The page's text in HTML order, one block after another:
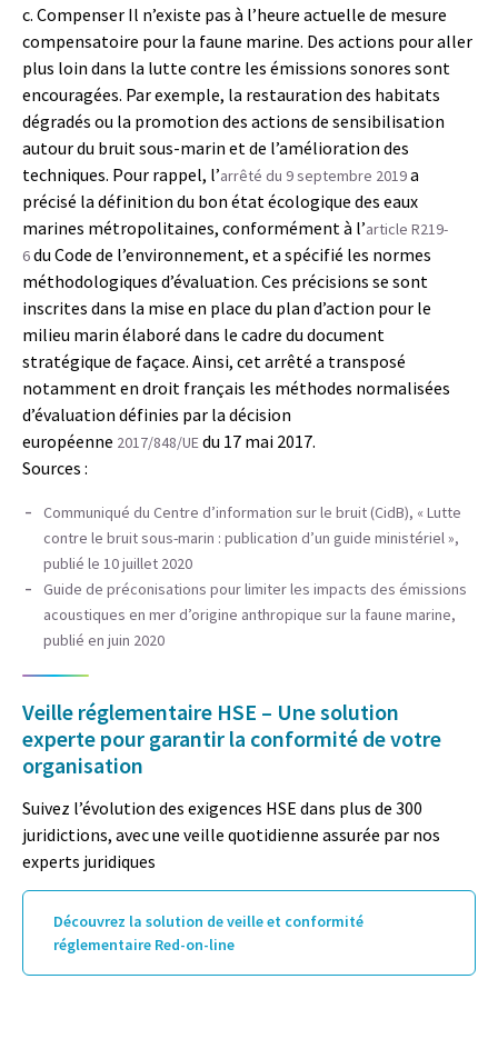
c. Compenser Il n’existe pas à l’heure actuelle de mesure
compensatoire pour la faune marine. Des actions pour aller
plus loin dans la lutte contre les émissions sonores sont
encouragées. Par exemple, la restauration des habitats
dégradés ou la promotion des actions de sensibilisation
autour du bruit sous-marin et de l’amélioration des
techniques. Pour rappel, l’arrêté du 9 septembre 2019a
précisé la définition du bon état écologique des eaux
marines métropolitaines, conformément à l’article R219-
6du Code de l’environnement, et a spécifié les normes
méthodologiques d’évaluation. Ces précisions se sont
inscrites dans la mise en place du plan d’action pour le
milieu marin élaboré dans le cadre du document
stratégique de façace. Ainsi, cet arrêté a transposé
notamment en droit français les méthodes normalisées
d’évaluation définies par la décision
européenne 2017/848/UEdu 17 mai 2017.
Sources :
Communiqué du Centre d’information sur le bruit (CidB), « Lutte
contre le bruit sous-marin : publication d’un guide ministériel »,
publié le 10 juillet 2020
Guide de préconisations pour limiter les impacts des émissions
acoustiques en mer d’origine anthropique sur la faune marine,
publié en juin 2020
Veille réglementaire HSE – Une solution
experte pour garantir la conformité de votre
organisation
Suivez l’évolution des exigences HSE dans plus de 300
juridictions, avec une veille quotidienne assurée par nos
experts juridiques
Découvrez la solution de veille et conformité
réglementaire Red-on-line